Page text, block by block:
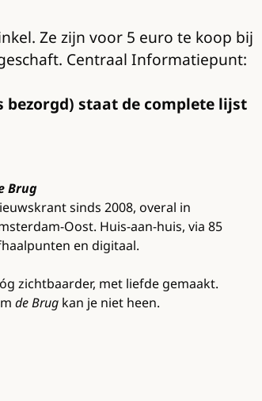
Ze zijn voor 5 euro te koop bij
Centraal Informatiepunt:
bezorgd) staat de complete lijst
Brug
sinds 2008, overal in
Oost. Huis-aan-huis, via 85
en digitaal.
zichtbaarder, met liefde gemaakt.
de Brug kan je niet heen.